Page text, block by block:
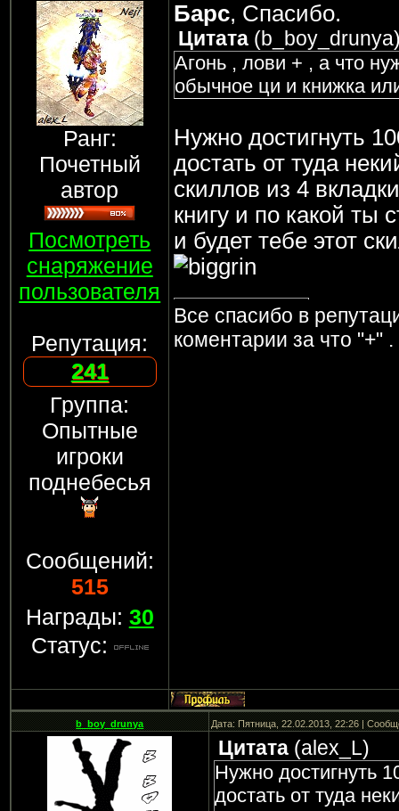
Ранг:
Почетный
автор
Посмотреть
снаряжение
пользователя
Репутация:
241
Группа:
Опытные
игроки
поднебесья
Сообщений:
515
Награды: 30
Статус:
Барс, Спасибо.
Цитата(b_boy_drunya
Агонь , лови + , а что
обычное ци и книжка
Нужно достигнуть
достать от туда
скиллов из 4
книгу и по какой ты
и будет тебе этот
Все спасибо в
коментарии за что "+" .
b_boy_drunya Дата: Пятница, 22.02.2013, 22:26 |
Цитата(alex_L)
Нужно достигнуть
достать от туда